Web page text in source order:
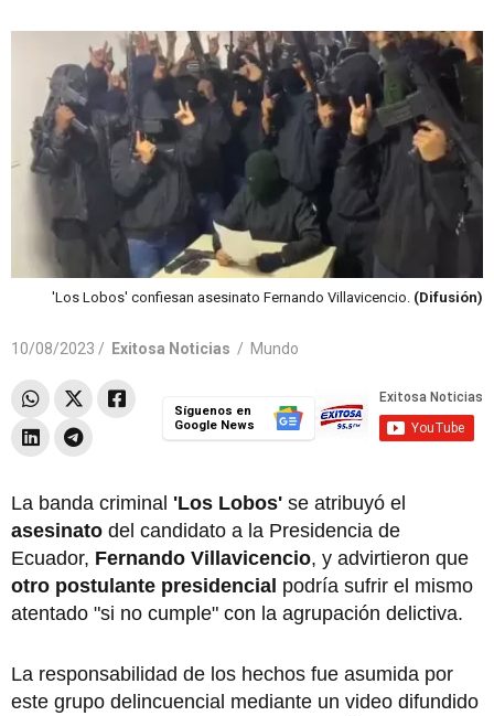
'Los Lobos' confiesan asesinato Fernando Villavicencio. (Difusión)
10/08/2023 / Exitosa Noticias / Mundo
Síguenos en
Google News
La banda criminal 'Los Lobos' se atribuyó el
asesinato del candidato a la Presidencia de
Ecuador, Fernando Villavicencio, y advirtieron que
otro postulante presidencial podría sufrir el mismo
atentado "si no cumple" con la agrupación delictiva.
La responsabilidad de los hechos fue asumida por
este grupo delincuencial mediante un video difundido